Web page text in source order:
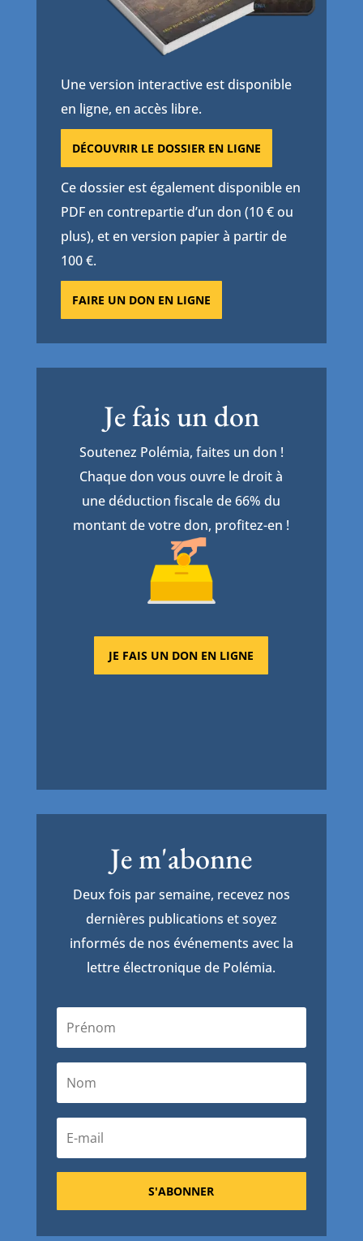
Une version interactive est disponible
en ligne, en accès libre.
DÉCOUVRIR LE DOSSIER EN LIGNE
Ce dossier est également disponible en
PDF en contrepartie d’un don (10 € ou
plus), et en version papier à partir de
100 €.
FAIRE UN DON EN LIGNE
Je fais un don
Soutenez Polémia, faites un don !
Chaque don vous ouvre le droit à
une déduction fiscale de 66% du
montant de votre don, profitez-en !
JE FAIS UN DON EN LIGNE
Je m'abonne
Deux fois par semaine, recevez nos
dernières publications et soyez
informés de nos événements avec la
lettre électronique de Polémia.
S'ABONNER